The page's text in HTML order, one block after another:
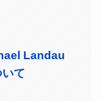
Landau
て